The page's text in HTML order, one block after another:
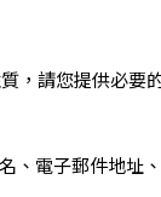
，請您提供必
、電子郵件地址